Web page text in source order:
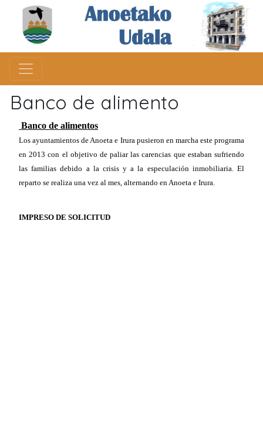
Banco de alimento
Banco de alimentos
Los ayuntamientos de Anoeta e Irura pusieron en marcha este programa
en 2013 con el objetivo de paliar las carencias que estaban sufriendo
las familias debido a la crisis y a la especulación inmobiliaria. El
reparto se realiza una vez al mes, alternando en Anoeta e Irura.
IMPRESO DE SOLICITUD